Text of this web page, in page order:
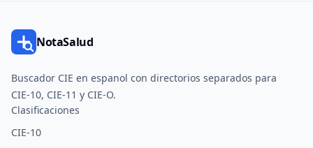
NotaSalud
Buscador CIE en espanol con directorios separados para
CIE-10, CIE-11 y CIE-O.
Clasificaciones
CIE-10